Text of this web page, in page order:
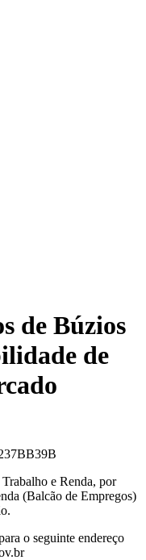
de Búzios
de
e Renda, por
(Balcão de Empregos)
o seguinte endereço